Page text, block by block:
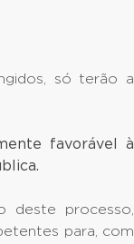
só terão a
favorável à
deste processo,
para, com